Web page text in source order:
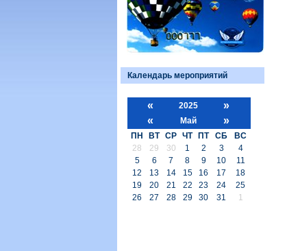
Календарь мероприятий
« 2025
»
«
Май »
ПН ВТ СР ЧТ ПТ СБ
ВС
28
29 30 1 2 3
4
5
6 7 8 9 10
11
12
13 14 15 16 17
18
19
20 21 22 23 24
25
26
27 28 29 30 31 1